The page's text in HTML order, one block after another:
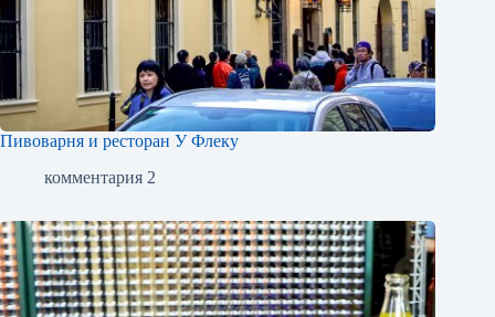
Пивоварня и ресторан У Флеку
комментария 2